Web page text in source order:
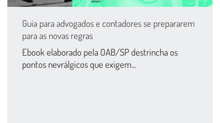
Guia para advogados e contadores se prepararem
para as novas regras
Ebook elaborado pela OAB/SP destrincha os
pontos nevrálgicos que exigem...